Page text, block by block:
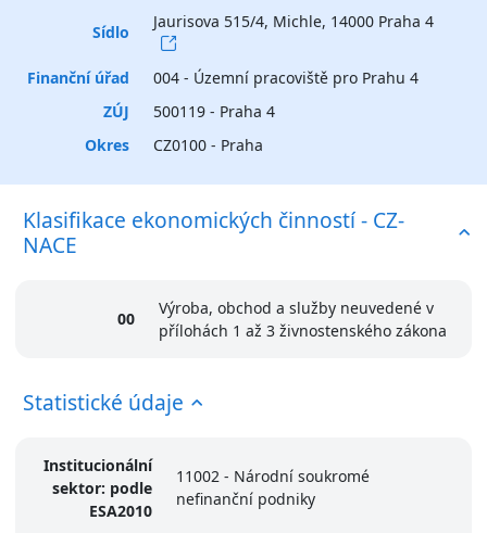
Sídlo
Jaurisova 515/4, Michle, 14000 Praha 4
Finanční úřad
004 - Územní pracoviště pro Prahu 4
ZÚJ
500119 - Praha 4
Okres
CZ0100 - Praha
Klasifikace ekonomických činností - CZ-
NACE
00
Výroba, obchod a služby neuvedené v
přílohách 1 až 3 živnostenského zákona
Statistické údaje
Institucionální
sektor: podle
ESA2010
11002 - Národní soukromé
nefinanční podniky